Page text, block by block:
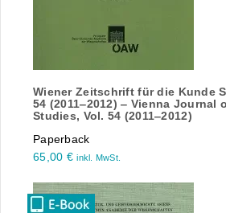
Wiener Zeitschrift für die Kunde
54 (2011‒2012) ‒ Vienna Journal
Studies, Vol. 54 (2011‒2012)
Paperback
65,00 € inkl. MwSt.